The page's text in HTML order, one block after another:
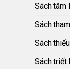
Sách tâm
Sách
Sách
Sách triết